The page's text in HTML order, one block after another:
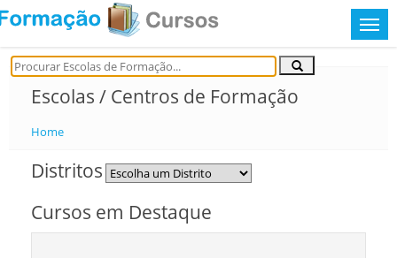
Escolas / Centros de Formação
Home
Distritos
Cursos em Destaque